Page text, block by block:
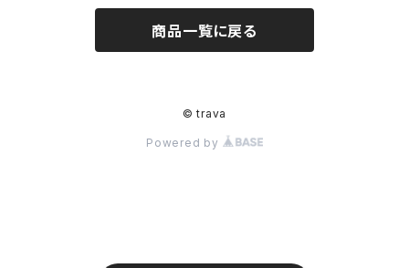
商品一覧に戻る
© trava
Powered by